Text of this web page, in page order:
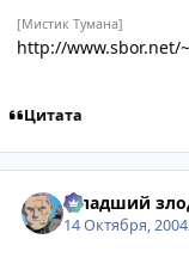
[Мистик Тумана]
http://www.sbor.net/
Цитата
Младший
14 Октября, 2004